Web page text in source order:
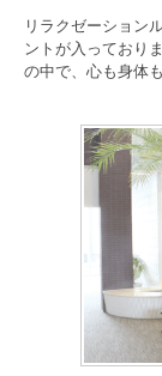
リラクゼーション
ントが入っており
の中で、心も身体